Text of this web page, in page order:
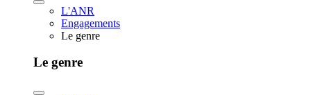
L'ANR
Engagements
Le genre
Le genre